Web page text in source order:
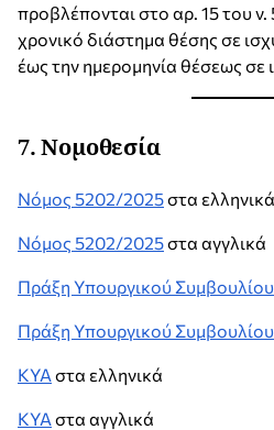
προβλέπονται στο αρ. 15 του
χρονικό διάστημα θέσης σε
έως την ημερομηνία θέσεως σε
7.Νομοθεσία
Νόμος 5202/2025στα ελληνικά
Νόμος 5202/2025στα αγγλικά
Πράξη Υπουργικού
Πράξη Υπουργικού
ΚΥΑ στα ελληνικά
ΚΥΑ στα αγγλικά